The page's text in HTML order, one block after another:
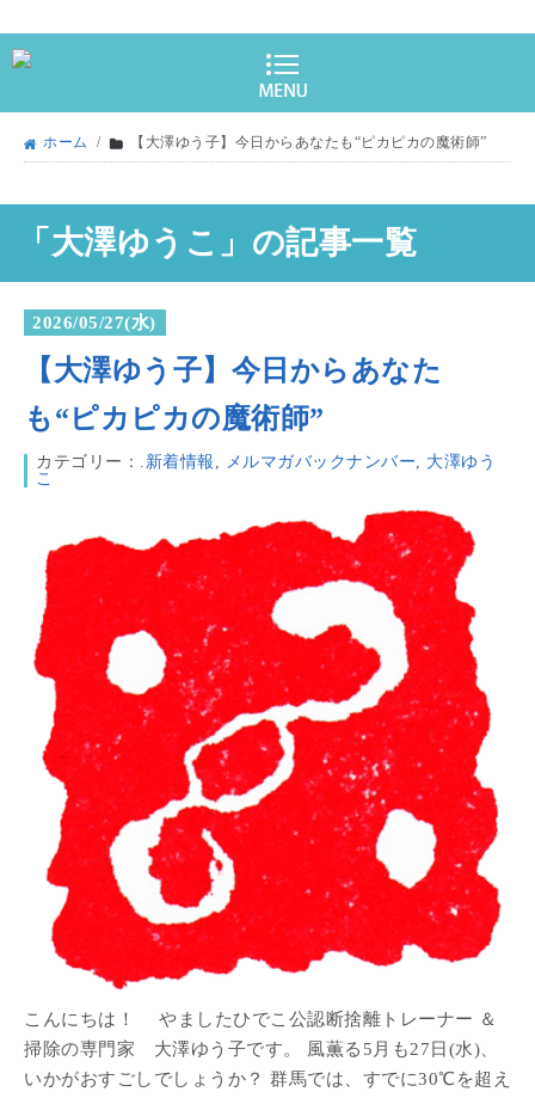
ホーム / 【大澤ゆう子】今日からあなたも“ピカピカの魔術師”
「大澤ゆうこ」の記事一覧
2026/05/27(水)
【大澤ゆう子】今日からあなた
も“ピカピカの魔術師”
カテゴリー： .新着情報 , メルマガバックナンバー, 大澤ゆう
こ
こんにちは！ やましたひでこ公認断捨離トレーナー ＆
掃除の専門家 大澤ゆう子です。 風薫る5月も27日(水)、
いかがおすごしでしょうか？ 群馬では、すでに30℃を超え